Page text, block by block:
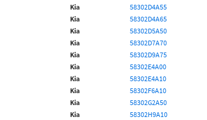
Kia
58302D4A55
Kia
58302D4A65
Kia
58302D5A50
Kia
58302D7A70
Kia
58302D9A75
Kia
58302E4A00
Kia
58302E4A10
Kia
58302F6A10
Kia
58302G2A50
Kia
58302H9A10